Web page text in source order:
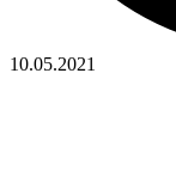
10.05.2021